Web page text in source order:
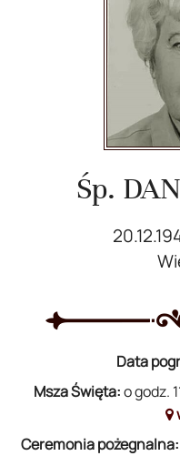
Śp.
Data
Msza Święta:o godz.
Ceremonia pożegnalna: